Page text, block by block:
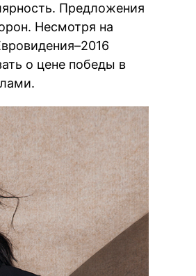
Предложения
Несмотря на
о цене победы в